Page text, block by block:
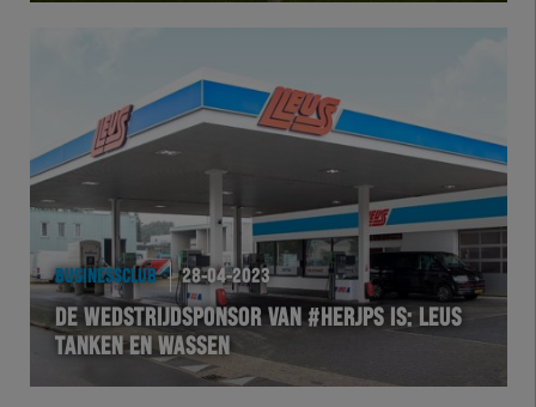
BUSINESSCLUB 28-04-2023
DE WEDSTRIJDSPONSOR VAN #HERJPS IS: LEUS
TANKEN EN WASSEN